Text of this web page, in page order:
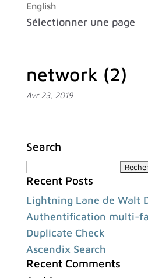
English
Sélectionner une page
network (2)
Avr 23, 2019
Search
Recent Posts
Lightning Lane de Walt
Authentification multi-
Duplicate Check
Ascendix Search
Recent Comments